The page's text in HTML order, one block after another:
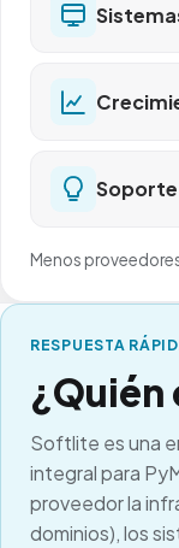
Soporte
Menos
RESPUESTA
¿Quién
Softlite es una
integral para
proveedor la
dominios), los